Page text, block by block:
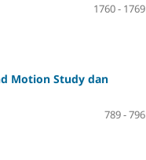
1760 - 1769
Motion Study dan
789 - 796